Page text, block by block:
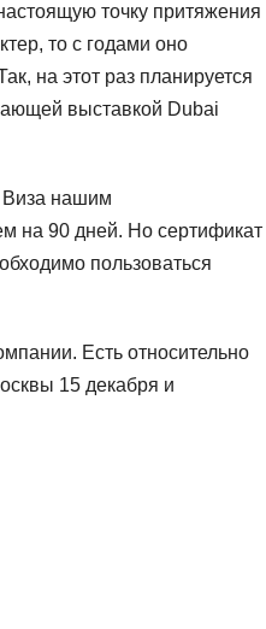
точку притяжения
то с годами оно
на этот раз планируется
выставкой Dubai
Виза нашим
на 90 дней. Но сертификат
пользоваться
Есть относительно
15 декабря и